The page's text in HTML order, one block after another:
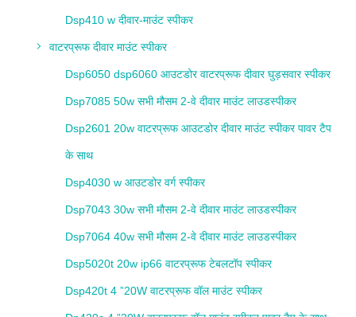
Dsp410 w दीवार-माउंट स्पीकर
वाटरप्रूफ दीवार माउंट स्पीकर
Dsp6050 dsp6060 आउटडोर वाटरप्रूफ दीवार घुड़सवार स्पीकर
Dsp7085 50w सभी मौसम 2-वे दीवार माउंट लाउडस्पीकर
Dsp2601 20w वाटरप्रूफ आउटडोर दीवार माउंट स्पीकर पावर टैप
के साथ
Dsp4030 w आउटडोर वर्ग स्पीकर
Dsp7043 30w सभी मौसम 2-वे दीवार माउंट लाउडस्पीकर
Dsp7064 40w सभी मौसम 2-वे दीवार माउंट लाउडस्पीकर
Dsp5020t 20w ip66 वाटरप्रूफ टेबलटॉप स्पीकर
Dsp420t 4 ”20W वाटरप्रूफ वॉल माउंट स्पीकर